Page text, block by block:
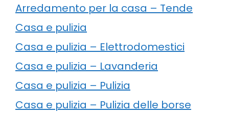
Arredamento per la casa – Tende
Casa e pulizia
Casa e pulizia – Elettrodomestici
Casa e pulizia – Lavanderia
Casa e pulizia – Pulizia
Casa e pulizia – Pulizia delle borse